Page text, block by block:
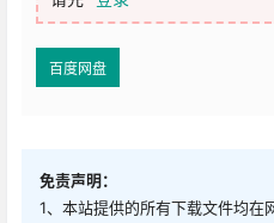
百度网盘
免责声明：
1、本站提供的所有下载文件均